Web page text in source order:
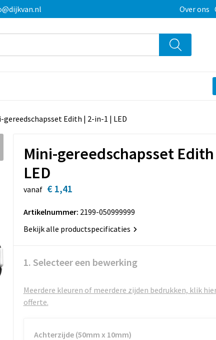
Over ons
gereedschapsset Edith | 2-in-1 | LED
Mini-gereedschapsset Edith
LED
vanaf € 1,41
Artikelnummer: 2199-050999999
Bekijk alle productspecificaties
1. Selecteer een bewerking
Meerdere kleuren of meerdere zijden bedrukken, klik
offerte.
Achterzijde (50mm x 10mm)